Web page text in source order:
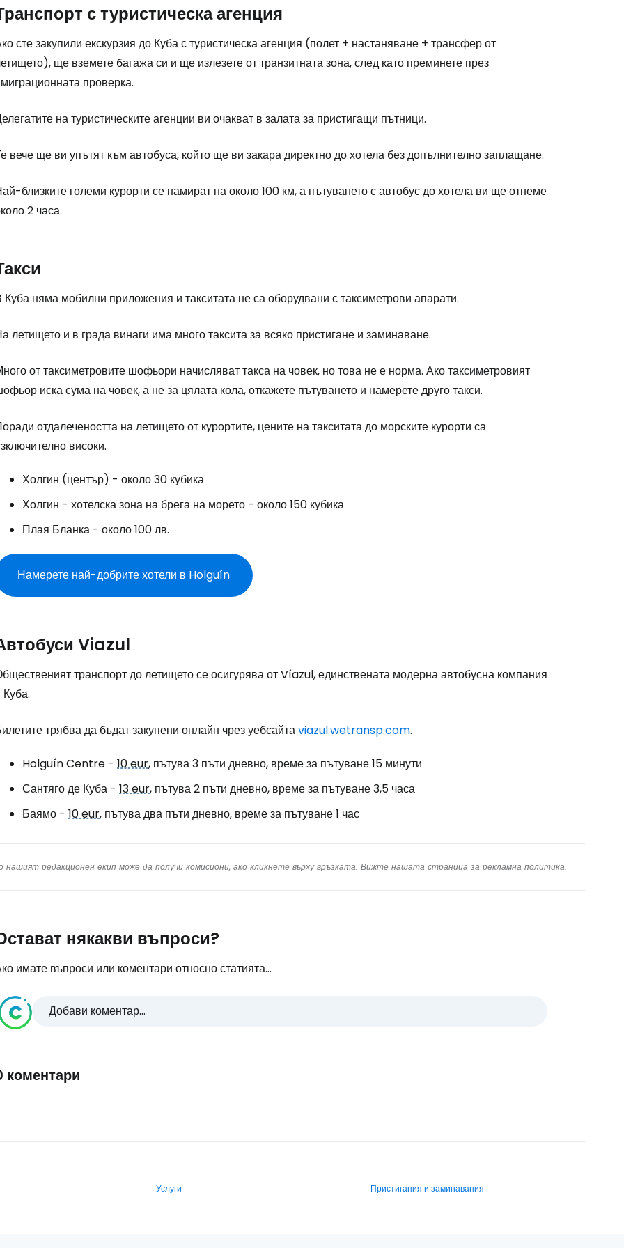
с туристическа агенция
сте закупили екскурзия до Куба с туристическа агенция (полет + настаняване + трансфер от
ще вземете багажа си и ще излезете от транзитната зона, след като преминете през
проверка.
на туристическите агенции ви очакват в залата за пристигащи пътници.
вече ще ви упътят към автобуса, който ще ви закара директно до хотела без допълнително заплащане.
близките големи курорти се намират на около 100 км, а пътуването с автобус до хотела ви ще отнеме
2 часа.
Куба няма мобилни приложения и такситата не са оборудвани с таксиметрови апарати.
летището и в града винаги има много таксита за всяко пристигане и заминаване.
от таксиметровите шофьори начисляват такса на човек, но това не е норма. Ако таксиметровият
иска сума на човек, а не за цялата кола, откажете пътуването и намерете друго такси.
отдалечеността на летището от курортите, цените на такситата до морските курорти са
високи.
Холгин (център) - около 30 кубика
Холгин - хотелска зона на брега на морето - около 150 кубика
Плая Бланка - около 100 лв.
Намерете най-добрите хотели в Holguín
Viazul
транспорт до летището се осигурява от Víazul, единствената модерна автобусна компания
Куба.
трябва да бъдат закупени онлайн чрез уебсайтаviazul.wetransp.com.
Holguín Centre - 10 eur, пътува 3 пъти дневно, време за пътуване 15 минути
Сантяго де Куба - 13 eur, пътува 2 пъти дневно, време за пътуване 3,5 часа
Баямо - 10 eur, пътува два пъти дневно, време за пътуване 1 час
редакционен екип може да получи комисиони, ако кликнете върху връзката. Вижте нашата страница за рекламна политика.
някакви въпроси?
имате въпроси или коментари относно статията...
Добави коментар...
коментари
Услуги Пристигания и заминавания
Влезте в Cestee
Продължете с Facebook
Продължете с имейл